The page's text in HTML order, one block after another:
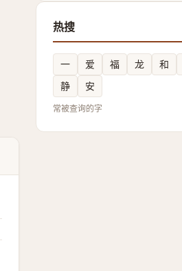
热搜
一 爱 福 龙 和
静
安
常被查询的字